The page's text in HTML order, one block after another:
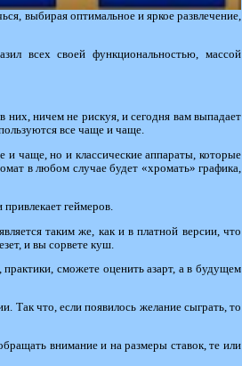
выбирая оптимальное и яркое развлечение,
всех своей функциональностью, массой
них, ничем не рискуя, и сегодня вам выпадает
все чаще и чаще.
и чаще, но и классические аппараты, которые
в любом случае будет «хромать» графика,
геймеров.
таким же, как и в платной версии, что
и вы сорвете куш.
сможете оценить азарт, а в будущем
Так что, если появилось желание сыграть, то
внимание и на размеры ставок, те или